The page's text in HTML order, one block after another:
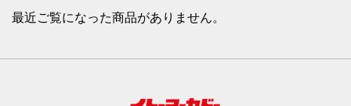
最近ご覧になった商品がありません。